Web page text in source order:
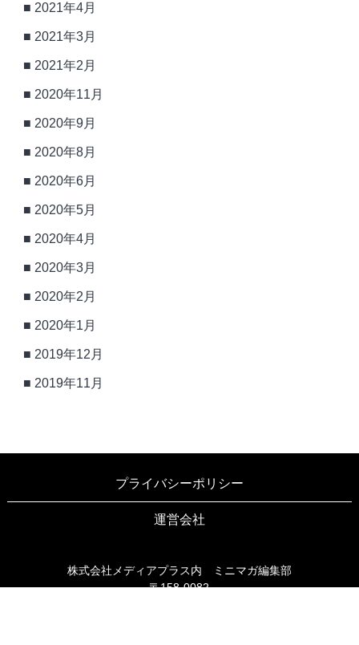
2021年4月
2021年3月
2021年2月
2020年11月
2020年9月
2020年8月
2020年6月
2020年5月
2020年4月
2020年3月
2020年2月
2020年1月
2019年12月
2019年11月
プライバシーポリシー
運営会社
株式会社メディアプラス内 ミニマガ編集部
〒158-0082